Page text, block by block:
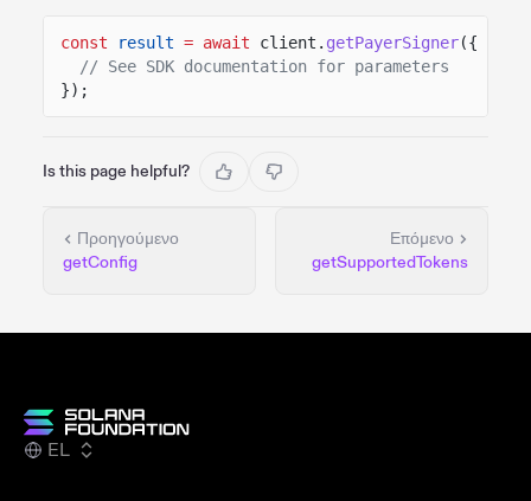
const result = await client. getPayerSigner({
// See SDK documentation for parameters
});
Is this page helpful?
Προηγούμενο
getConfig
Επόμενο
getSupportedTokens
EL